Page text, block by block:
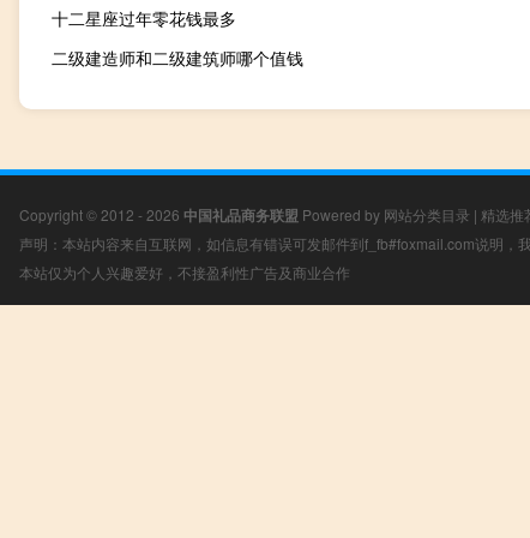
十二星座过年零花钱最多
二级建造师和二级建筑师哪个值钱
Copyright © 2012 - 2026 中国礼品商务联盟 Powered by 网站分类目录 | 精选推
声明：本站内容来自互联网，如信息有错误可发邮件到f_fb#foxmail.com说明，
本站仅为个人兴趣爱好，不接盈利性广告及商业合作